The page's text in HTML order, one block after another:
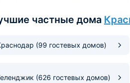
частные дома
(99 гостевых домов)
(626 гостевых домов)